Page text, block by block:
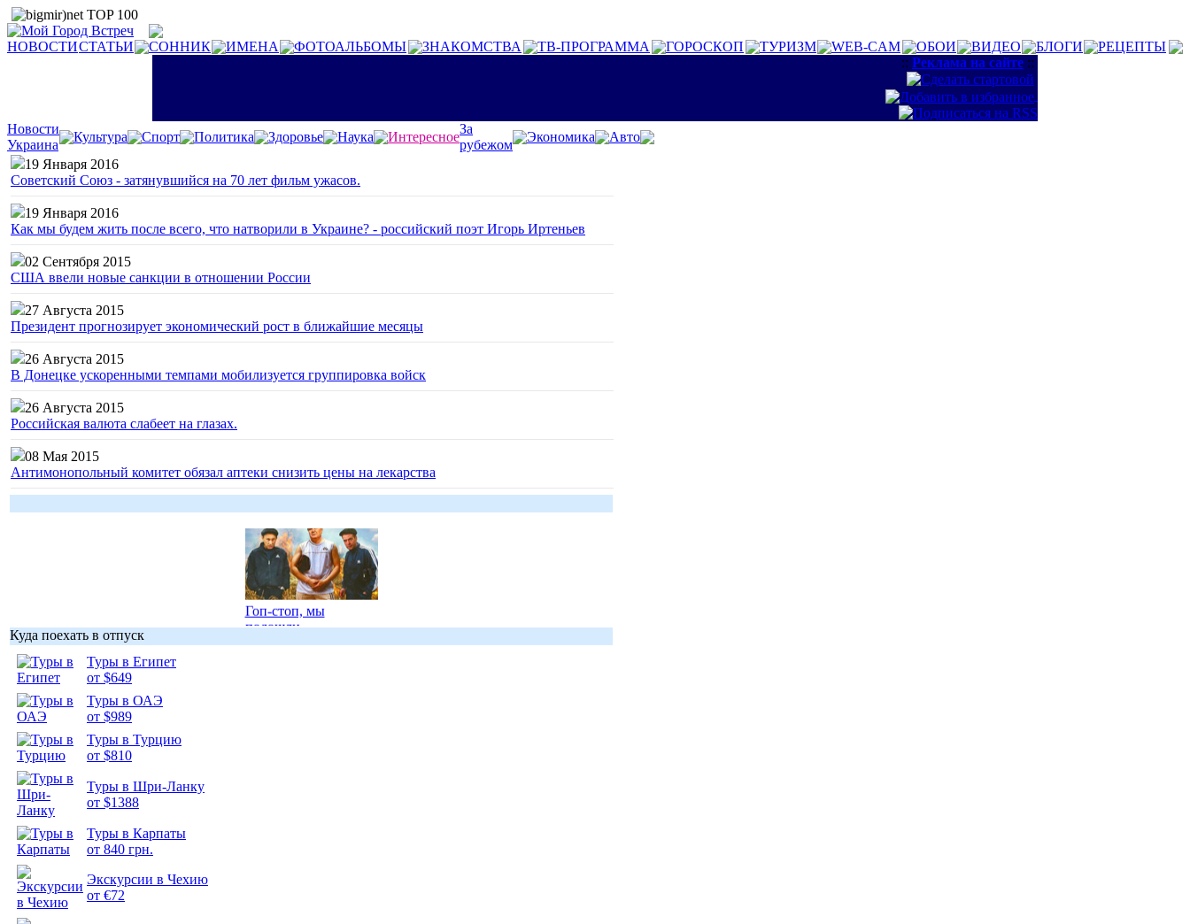
НОВОСТИСТАТЬИ СОННИК ИМЕНА ФОТОАЛЬБОМЫ ЗНАКОМСТВА ТВ-ПРОГРАММА ГОРОСКОП ТУРИЗМ WEB-CAM ОБОИ ВИДЕО БЛОГИ
РЕЦЕПТЫ
:: Реклама на сайте ::
Новости
Украина
Культура Спорт Политика Здоровье Наука Интересное
За
рубежом
Экономика
Авто
19 Января 2016
Советский Союз - затянувшийся на 70 лет фильм ужасов.
19 Января 2016
Как мы будем жить после всего, что натворили в Украине? - российский поэт Игорь Иртеньев
02 Сентября 2015
США ввели новые санкции в отношении России
27 Августа 2015
Президент прогнозирует экономический рост в ближайшие месяцы
26 Августа 2015
В Донецке ускоренными темпами мобилизуется группировка войск
26 Августа 2015
Российская валюта слабеет на глазах.
08 Мая 2015
Антимонопольный комитет обязал аптеки снизить цены на лекарства
Гоп-стоп, мы
подошли...
Куда поехать в отпуск
Туры в Египет
от $649
Туры в ОАЭ
от $989
Туры в Турцию
от $810
Туры в Шри-Ланку
от $1388
Туры в Карпаты
от 840 грн.
Экскурсии в Чехию
от €72